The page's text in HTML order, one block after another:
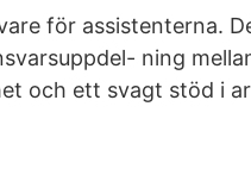
för assistenterna.
ning
och ett svagt stöd i